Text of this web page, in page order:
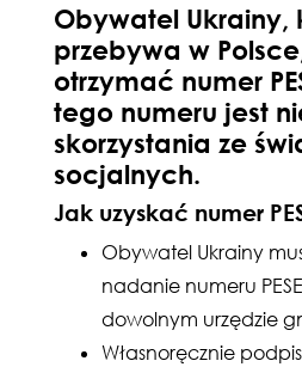
Obywatel Ukrainy,
przebywa w
otrzymać numer
tego numeru jest
skorzystania ze
socjalnych.
Jak uzyskać numer
Obywatel Ukrainy
nadanie numeru
dowolnym urzędzie
Własnoręcznie